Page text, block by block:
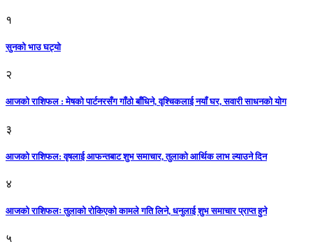
१
सुनको भाउ घट्याे
२
आजको राशिफल : मेषको पार्टनरसँग गाँठो बाँधिने, वृश्चिकलाई नयाँ घर, सवारी साधनकाे याेग
३
आजकाे राशिफल: वृषलाई आफन्तबाट शुभ समाचार, तुलाकाे आर्थिक लाभ ल्याउने दिन
४
आजको राशिफलः तुलाकाे रोकिएको कामले गति लिने, धनुलाई शुभ समाचार प्राप्त हुने
५